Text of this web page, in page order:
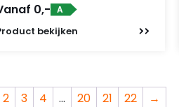
0,- A
bekijken
2 3 4 … 20 21 22 →